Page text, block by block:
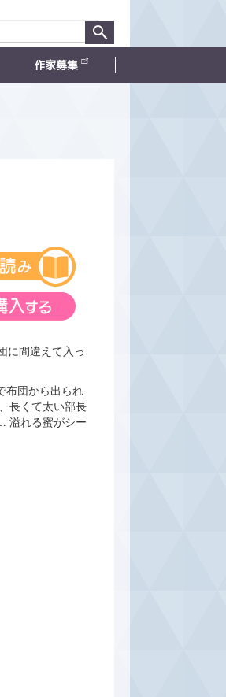
作家募集
に間違えて入っ
布団から出られ
長くて太い部長
溢れる蜜がシー